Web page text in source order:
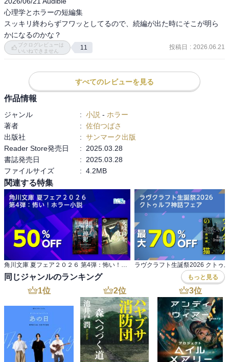
心理学とホラーの短編集
スッキリ終わらずフワッとしてるので、続編が出た時にそこが明ら
かになるのかな？
ブクログレビューは
いいねできません
11 投稿日 : 2026.06.21
すべてのレビューを見る
作品情報
ジャンル : 小説 - ホラー
著者
: 佐伯つばさ
出版社
: サンマーク出版
Reader Store発売日
:
2025.03.28
書誌発売日
:
2025.03.28
ファイルサイズ
: 4.2MB
関連する特集
角川文庫 夏フェア２０２６ 第4弾：怖い！ホラー小説
同じジャンルのランキング もっと見る
1位 2位 3位